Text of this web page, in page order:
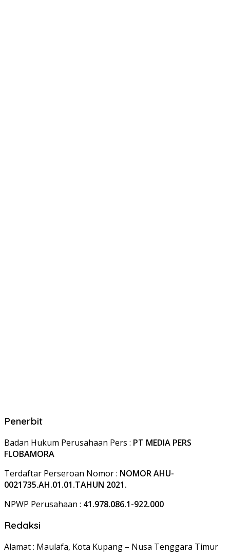
Penerbit
Badan Hukum Perusahaan Pers : PT MEDIA PERS
FLOBAMORA
Terdaftar Perseroan Nomor : NOMOR AHU-
0021735.AH.01.01.TAHUN 2021.
NPWP Perusahaan : 41.978.086.1-922.000
Redaksi
Alamat : Maulafa, Kota Kupang – Nusa Tenggara Timur